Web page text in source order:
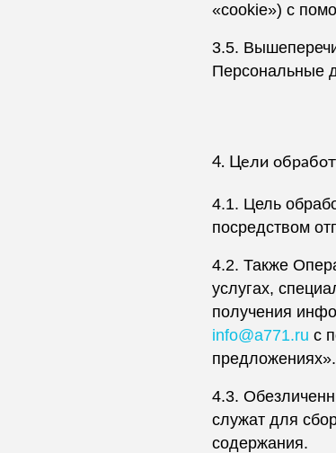
«cookie») с
3.5.
Персональные
4. Цели
4.1. Цель
посредством
4.2. Также
услугах,
получения
info@a771.ru с
предложениях».
4.3.
служат для
содержания.